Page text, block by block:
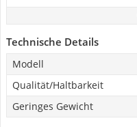
Technische Details
Modell
Qualität/Haltbarkeit
Geringes Gewicht